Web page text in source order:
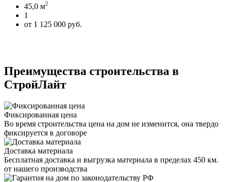
45,0 м2
1
от 1 125 000 руб.
Преимущества строительства в
СтройЛайт
Фиксированная цена
Во время строительства цена на дом не изменится, она твердо
фиксируется в договоре
Доставка материала
Бесплатная доставка и выгрузка материала в пределах 450 км.
от нашего производства